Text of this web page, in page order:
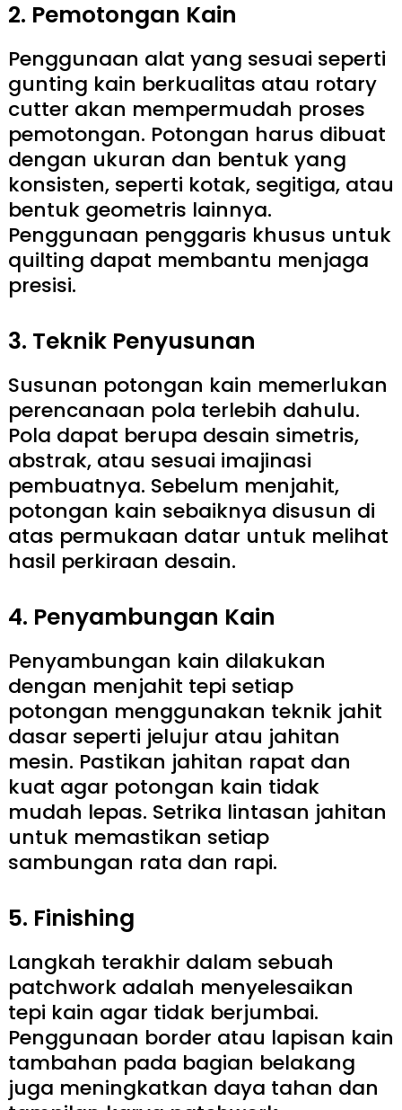
2. Pemotongan Kain
Penggunaan alat yang sesuai seperti
gunting kain berkualitas atau rotary
cutter akan mempermudah proses
pemotongan. Potongan harus dibuat
dengan ukuran dan bentuk yang
konsisten, seperti kotak, segitiga, atau
bentuk geometris lainnya.
Penggunaan penggaris khusus untuk
quilting dapat membantu menjaga
presisi.
3. Teknik Penyusunan
Susunan potongan kain memerlukan
perencanaan pola terlebih dahulu.
Pola dapat berupa desain simetris,
abstrak, atau sesuai imajinasi
pembuatnya. Sebelum menjahit,
potongan kain sebaiknya disusun di
atas permukaan datar untuk melihat
hasil perkiraan desain.
4. Penyambungan Kain
Penyambungan kain dilakukan
dengan menjahit tepi setiap
potongan menggunakan teknik jahit
dasar seperti jelujur atau jahitan
mesin. Pastikan jahitan rapat dan
kuat agar potongan kain tidak
mudah lepas. Setrika lintasan jahitan
untuk memastikan setiap
sambungan rata dan rapi.
5. Finishing
Langkah terakhir dalam sebuah
patchwork adalah menyelesaikan
tepi kain agar tidak berjumbai.
Penggunaan border atau lapisan kain
tambahan pada bagian belakang
juga meningkatkan daya tahan dan